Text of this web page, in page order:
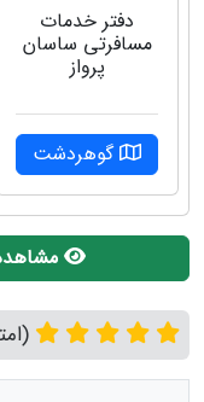
دفتر خدمات
مسافرتی ساسان
پرواز
گوهردشت
(امتیاز